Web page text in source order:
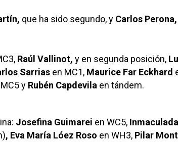
que ha sido segundo, y Carlos Perona,
Raúl Vallinot, y en segunda posición,
Sarrias en MC1, Maurice Far Eckhard
y Rubén Capdevila en tándem.
Josefina Guimarei en WC5, Inmaculada
, Eva María Lóez Roso en WH3, Pilar